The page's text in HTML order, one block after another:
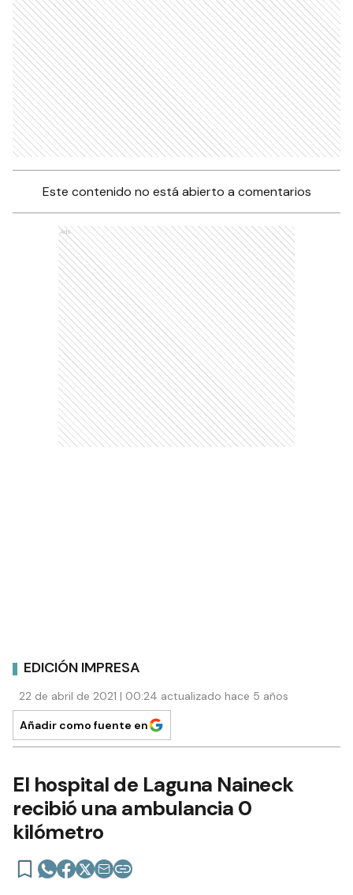
Este contenido no está abierto a comentarios
Ads
EDICIÓN IMPRESA
22 de abril de 2021 | 00:24 actualizado hace 5 años
Añadir como fuente en
El hospital de Laguna Naineck
recibió una ambulancia 0
kilómetro